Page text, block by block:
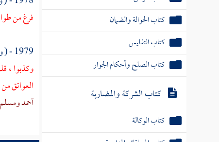
كتاب التفليس
كتاب الصلح وأحكام الجوار
كتاب الشركة والمضاربة
أبواب الإجارة
فرغ من
1979 - ( وعن
وكذبوا ،
العواتق
أحمدومسلم